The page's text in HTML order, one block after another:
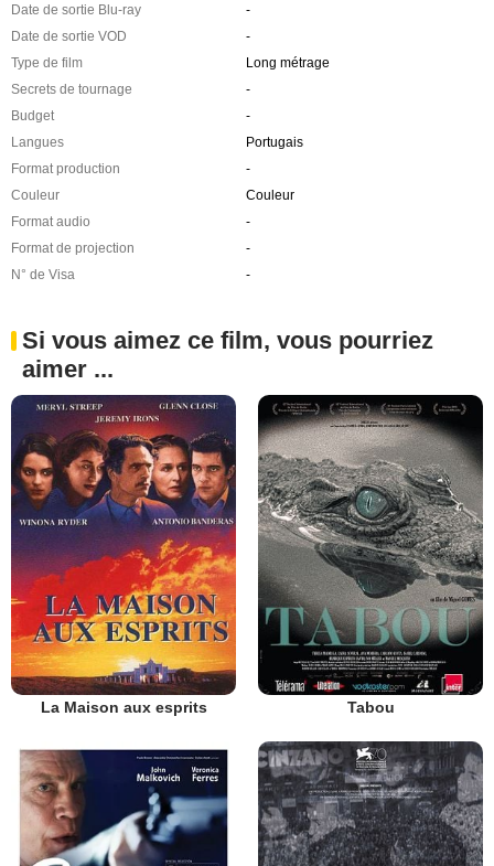
Date de sortie Blu-ray
-
Date de sortie VOD
-
Type de film
Long métrage
Secrets de tournage
-
Budget
-
Langues
Portugais
Format production
-
Couleur
Couleur
Format audio
-
Format de projection
-
N° de Visa
-
Si vous aimez ce film, vous pourriez
aimer ...
La Maison aux esprits Tabou